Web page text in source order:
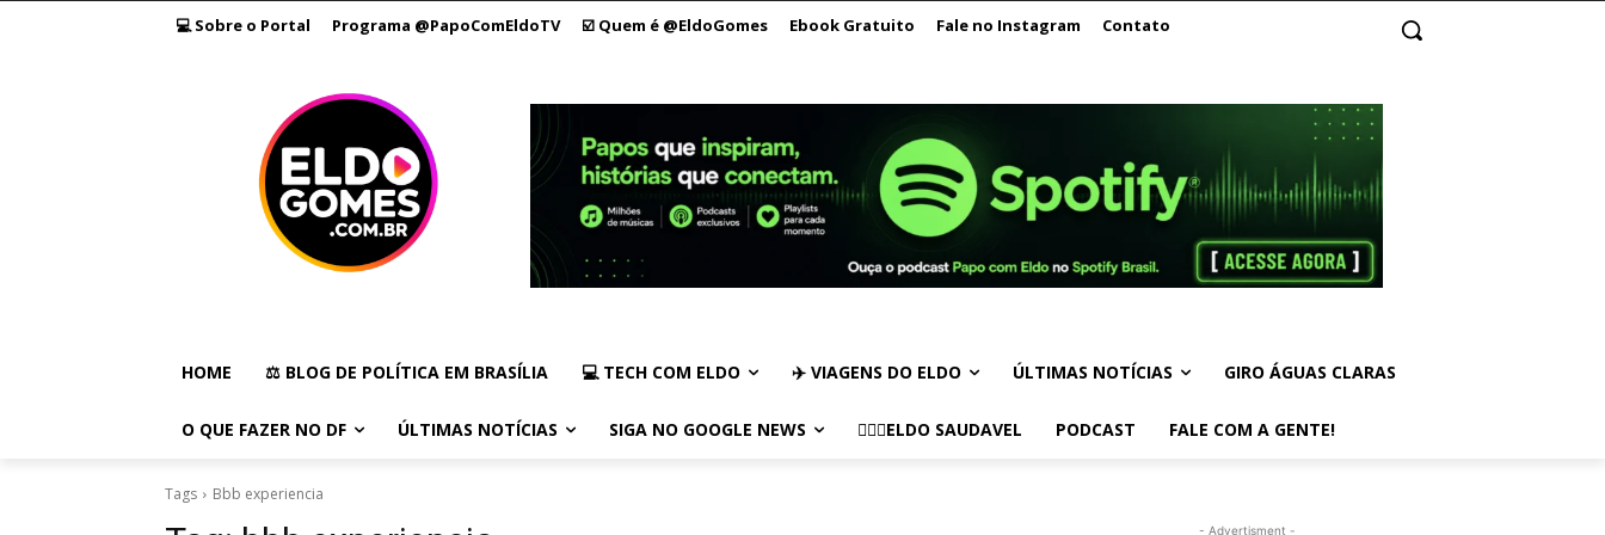
💻 Sobre o Portal Programa @PapoComEldoTV ☑️ Quem é @EldoGomes Ebook Gratuito Fale no Instagram Contato
HOME ⚖️ BLOG DE POLÍTICA EM BRASÍLIA 💻 TECH COM ELDO ✈️ VIAGENS DO ELDO ÚLTIMAS NOTÍCIAS GIRO ÁGUAS CLARAS
O QUE FAZER NO DF ÚLTIMAS NOTÍCIAS SIGA NO GOOGLE NEWS 🏃🏻‍♂️ELDO SAUDAVEL PODCAST FALE COM A GENTE!
Tags Bbb experiencia
- Advertisment -